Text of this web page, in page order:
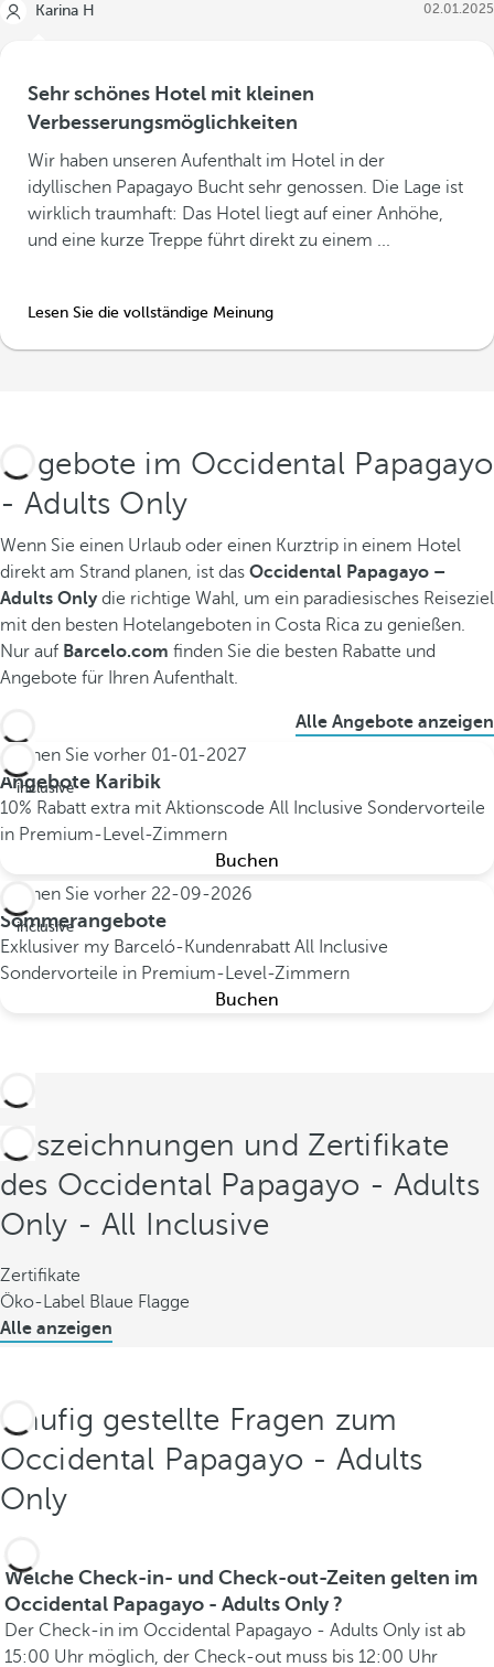
Karina H 02.01.2025
Sehr schönes Hotel mit kleinen
Verbesserungsmöglichkeiten
Wir haben unseren Aufenthalt im Hotel in der
idyllischen Papagayo Bucht sehr genossen. Die Lage ist
wirklich traumhaft: Das Hotel liegt auf einer Anhöhe,
und eine kurze Treppe führt direkt zu einem ...
Lesen Sie die vollständige Meinung
Angebote im Occidental Papagayo
- Adults Only
Wenn Sie einen Urlaub oder einen Kurztrip in einem Hotel
direkt am Strand planen, ist das Occidental Papagayo –
Adults Onlydie richtige Wahl, um ein paradiesisches Reiseziel
mit den besten Hotelangeboten in Costa Rica zu genießen.
Nur auf Barcelo.com finden Sie die besten Rabatte und
Angebote für Ihren Aufenthalt.
Alle Angebote anzeigen
inclusive
Buchen Sie vorher 01-01-2027
Angebote Karibik
10% Rabatt extra mit Aktionscode All Inclusive Sondervorteile
in Premium-Level-Zimmern
Buchen
inclusive
Buchen Sie vorher 22-09-2026
Sommerangebote
Exklusiver my Barceló-Kundenrabatt All Inclusive
Sondervorteile in Premium-Level-Zimmern
Buchen
Auszeichnungen und Zertifikate
des Occidental Papagayo - Adults
Only - All Inclusive
Zertifikate
Öko-Label Blaue Flagge
Alle anzeigen
Häufig gestellte Fragen zum
Occidental Papagayo - Adults
Only
Welche Check-in- und Check-out-Zeiten gelten im
Occidental Papagayo - Adults Only ?
Der Check-in im Occidental Papagayo - Adults Only ist ab
15:00 Uhr möglich, der Check-out muss bis 12:00 Uhr